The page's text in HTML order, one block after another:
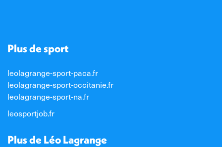
Plus de sport
leolagrange-sport-paca.fr
leolagrange-sport-occitanie.fr
leolagrange-sport-na.fr
leosportjob.fr
Plus de Léo Lagrange